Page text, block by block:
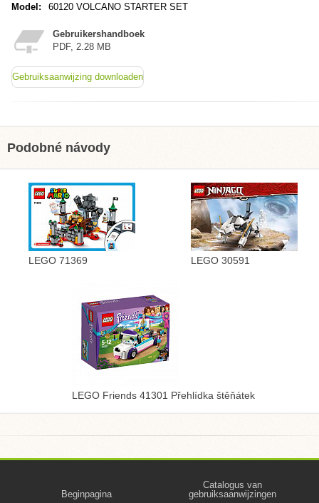
Model:
60120 VOLCANO STARTER SET
Gebruikershandboek
PDF, 2.28 MB
Gebruiksaanwijzing downloaden
Podobné návody
LEGO 71369 LEGO 30591
LEGO Friends 41301 Přehlídka štěňátek
Beginpagina
Catalogus van
gebruiksaanwijzingen